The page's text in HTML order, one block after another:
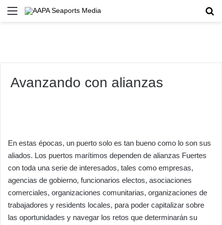
Menu
Avanzando con alianzas
En estas épocas, un puerto solo es tan bueno como lo son sus
aliados. Los puertos marítimos dependen de alianzas Fuertes
con toda una serie de interesados, tales como empresas,
agencias de gobierno, funcionarios electos, asociaciones
comerciales, organizaciones comunitarias, organizaciones de
trabajadores y residents locales, para poder capitalizar sobre
las oportunidades y navegar los retos que determinarán su